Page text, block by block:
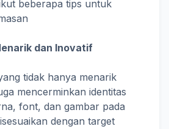
beberapa tips untuk
dan Inovatif
tidak hanya menarik
mencerminkan identitas
font, dan gambar pada
dengan target